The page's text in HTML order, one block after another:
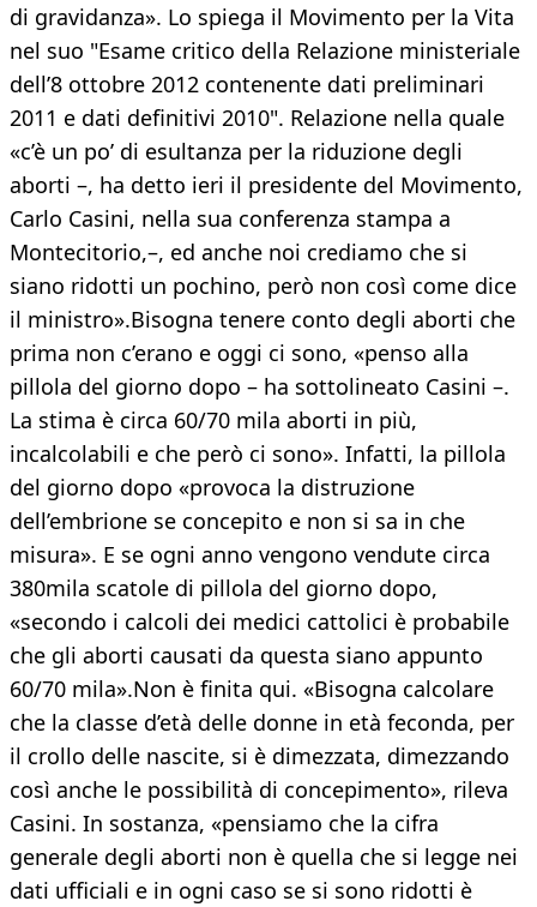
di gravidanza». Lo spiega il Movimento per la Vita
nel suo "Esame critico della Relazione ministeriale
dell’8 ottobre 2012 contenente dati preliminari
2011 e dati definitivi 2010". Relazione nella quale
«c’è un po’ di esultanza per la riduzione degli
aborti –, ha detto ieri il presidente del Movimento,
Carlo Casini, nella sua conferenza stampa a
Montecitorio,–, ed anche noi crediamo che si
siano ridotti un pochino, però non così come dice
il ministro».Bisogna tenere conto degli aborti che
prima non c’erano e oggi ci sono, «penso alla
pillola del giorno dopo – ha sottolineato Casini –.
La stima è circa 60/70 mila aborti in più,
incalcolabili e che però ci sono». Infatti, la pillola
del giorno dopo «provoca la distruzione
dell’embrione se concepito e non si sa in che
misura». E se ogni anno vengono vendute circa
380mila scatole di pillola del giorno dopo,
«secondo i calcoli dei medici cattolici è probabile
che gli aborti causati da questa siano appunto
60/70 mila».Non è finita qui. «Bisogna calcolare
che la classe d’età delle donne in età feconda, per
il crollo delle nascite, si è dimezzata, dimezzando
così anche le possibilità di concepimento», rileva
Casini. In sostanza, «pensiamo che la cifra
generale degli aborti non è quella che si legge nei
dati ufficiali e in ogni caso se si sono ridotti è